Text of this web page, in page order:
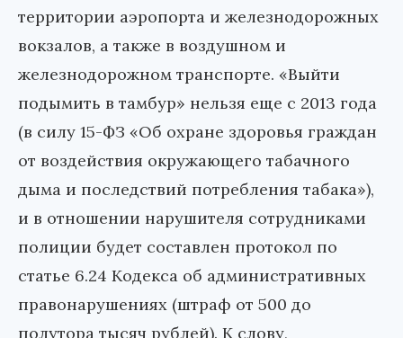
территории аэропорта и железнодорожных
вокзалов, а также в воздушном и
железнодорожном транспорте. «Выйти
подымить в тамбур» нельзя еще с 2013 года
(в силу 15-ФЗ «Об охране здоровья граждан
от воздействия окружающего табачного
дыма и последствий потребления табака»),
и в отношении нарушителя сотрудниками
полиции будет составлен протокол по
статье 6.24 Кодекса об административных
правонарушениях (штраф от 500 до
полутора тысяч рублей). К слову,